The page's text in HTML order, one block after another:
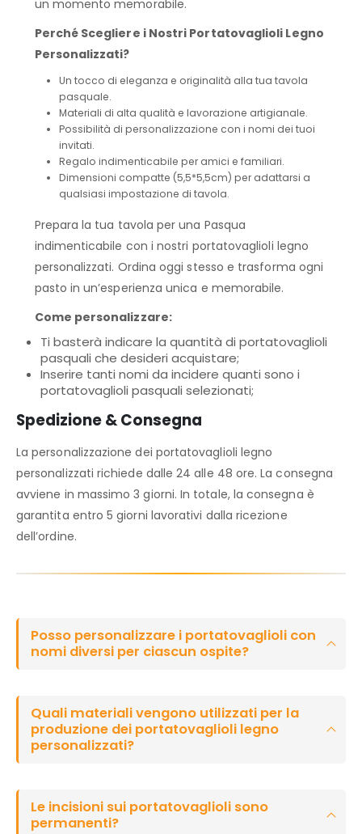
un momento memorabile.
Perché Scegliere i Nostri Portatovaglioli Legno
Personalizzati?
Un tocco di eleganza e originalità alla tua tavola
pasquale.
Materiali di alta qualità e lavorazione artigianale.
Possibilità di personalizzazione con i nomi dei tuoi
invitati.
Regalo indimenticabile per amici e familiari.
Dimensioni compatte (5,5*5,5cm) per adattarsi a
qualsiasi impostazione di tavola.
Prepara la tua tavola per una Pasqua
indimenticabile con i nostri portatovaglioli legno
personalizzati. Ordina oggi stesso e trasforma ogni
pasto in un’esperienza unica e memorabile.
Come personalizzare:
Ti basterà indicare la quantità di portatovaglioli
pasquali che desideri acquistare;
Inserire tanti nomi da incidere quanti sono i
portatovaglioli pasquali selezionati;
Spedizione & Consegna
La personalizzazione dei portatovaglioli legno
personalizzati richiede dalle 24 alle 48 ore. La consegna
avviene in massimo 3 giorni. In totale, la consegna è
garantita entro 5 giorni lavorativi dalla ricezione
dell’ordine.
Posso personalizzare i portatovaglioli con
nomi diversi per ciascun ospite?
Quali materiali vengono utilizzati per la
produzione dei portatovaglioli legno
personalizzati?
Le incisioni sui portatovaglioli sono
permanenti?